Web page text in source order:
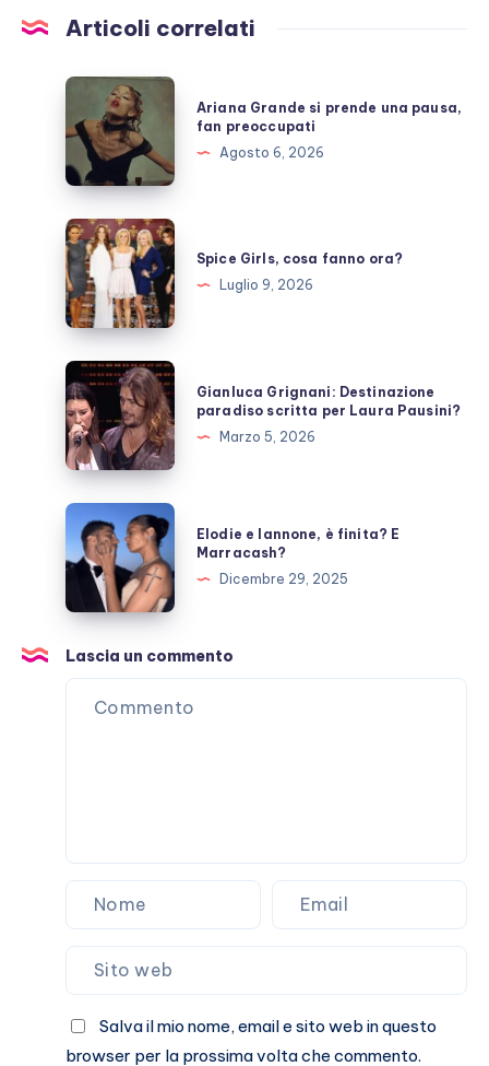
Articoli correlati
Ariana
Grande
si
prende
una
pausa,
fan
preoccupati
Ariana Grande si prende una pausa,
fan preoccupati
Agosto 6, 2026
Spice
Girls,
cosa
fanno
ora?
Spice Girls, cosa fanno ora?
Luglio 9, 2026
Gianluca
Grignani:
Destinazione
paradiso
scritta
per
Laura
Pausini?
Gianluca Grignani: Destinazione
paradiso scritta per Laura Pausini?
Marzo 5, 2026
Elodie
e
Iannone,
finita?
E
Marracash?
Elodie e Iannone, è finita? E
Marracash?
Dicembre 29, 2025
Lascia un commento
Salva il mio nome, email e sito web in questo
browser per la prossima volta che commento.